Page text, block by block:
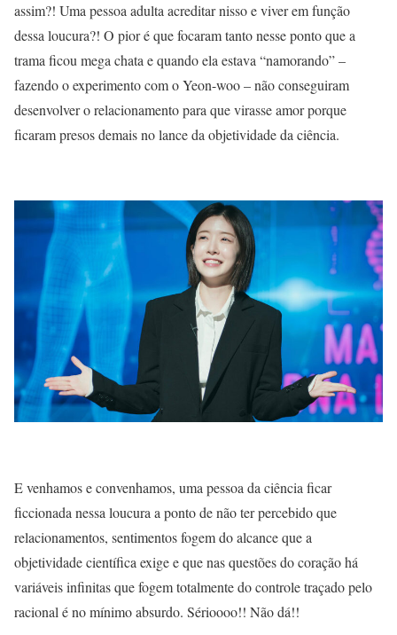
assim?! Uma pessoa adulta acreditar nisso e viver em função
dessa loucura?! O pior é que focaram tanto nesse ponto que a
trama ficou mega chata e quando ela estava “namorando” –
fazendo o experimento com o Yeon-woo – não conseguiram
desenvolver o relacionamento para que virasse amor porque
ficaram presos demais no lance da objetividade da ciência.
E venhamos e convenhamos, uma pessoa da ciência ficar
ficcionada nessa loucura a ponto de não ter percebido que
relacionamentos, sentimentos fogem do alcance que a
objetividade científica exige e que nas questões do coração há
variáveis infinitas que fogem totalmente do controle traçado pelo
racional é no mínimo absurdo. Sérioooo!! Não dá!!